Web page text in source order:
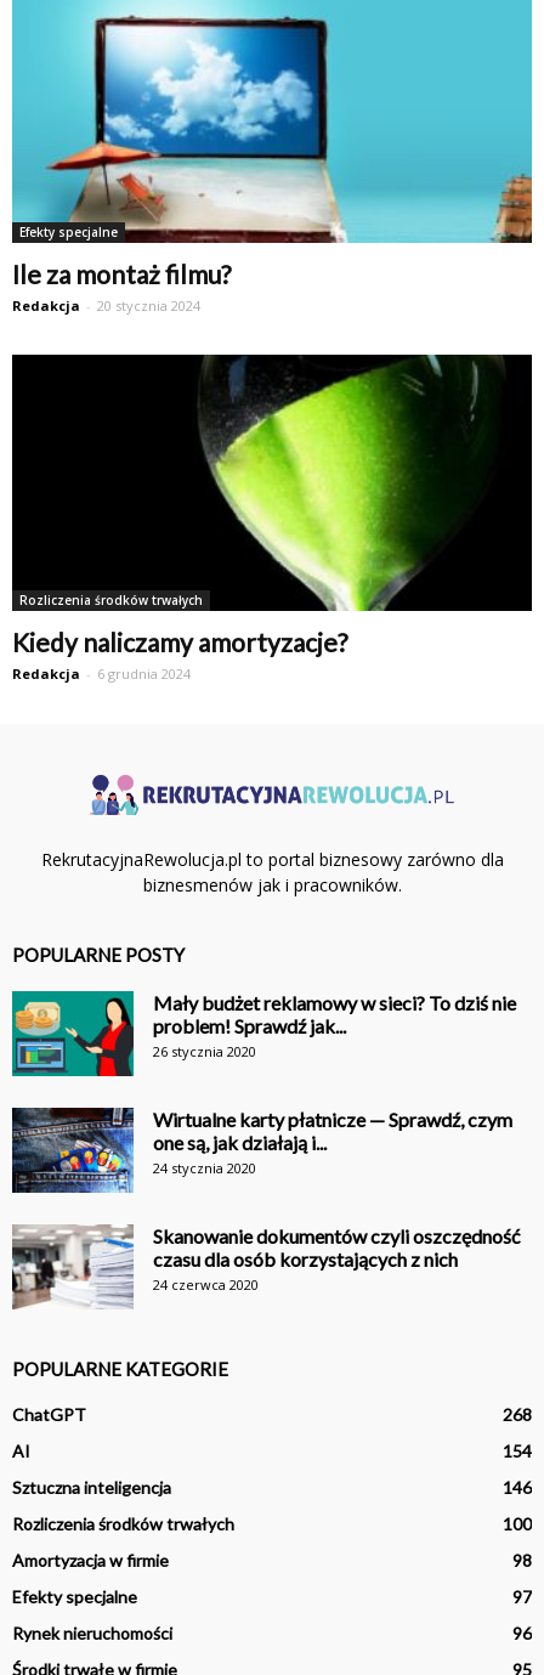
Efekty specjalne
Ile za montaż filmu?
Redakcja - 20 stycznia 2024
Rozliczenia środków trwałych
Kiedy naliczamy amortyzacje?
Redakcja - 6 grudnia 2024
RekrutacyjnaRewolucja.pl to portal biznesowy zarówno dla
biznesmenów jak i pracowników.
POPULARNE POSTY
Mały budżet reklamowy w sieci? To dziś nie
problem! Sprawdź jak...
26 stycznia 2020
Wirtualne karty płatnicze — Sprawdź, czym
one są, jak działają i...
24 stycznia 2020
Skanowanie dokumentów czyli oszczędność
czasu dla osób korzystających z nich
24 czerwca 2020
POPULARNE KATEGORIE
ChatGPT
268
AI
154
Sztuczna inteligencja
146
Rozliczenia środków trwałych
100
Amortyzacja w firmie
98
Efekty specjalne
97
Rynek nieruchomości
96
Środki trwałe w firmie
95